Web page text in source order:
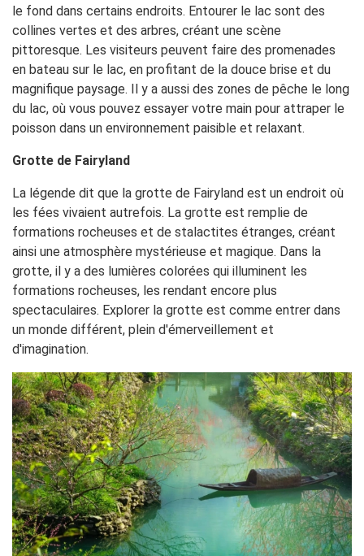
le fond dans certains endroits. Entourer le lac sont des
collines vertes et des arbres, créant une scène
pittoresque. Les visiteurs peuvent faire des promenades
en bateau sur le lac, en profitant de la douce brise et du
magnifique paysage. Il y a aussi des zones de pêche le long
du lac, où vous pouvez essayer votre main pour attraper le
poisson dans un environnement paisible et relaxant.
Grotte de Fairyland
La légende dit que la grotte de Fairyland est un endroit où
les fées vivaient autrefois. La grotte est remplie de
formations rocheuses et de stalactites étranges, créant
ainsi une atmosphère mystérieuse et magique. Dans la
grotte, il y a des lumières colorées qui illuminent les
formations rocheuses, les rendant encore plus
spectaculaires. Explorer la grotte est comme entrer dans
un monde différent, plein d'émerveillement et
d'imagination.